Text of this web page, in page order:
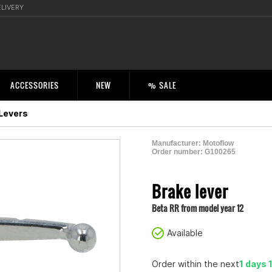
ACCESSORIES NEW % SALE
Manufacturer: Motoflow
Order number: G100265
Brake lever
Beta RR from model year 12
Available
Order within the next1 days